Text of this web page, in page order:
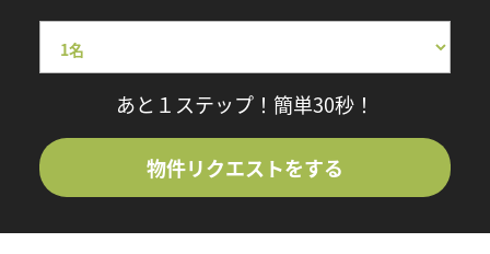
あと１ステップ！簡単30秒！
物件リクエストをする